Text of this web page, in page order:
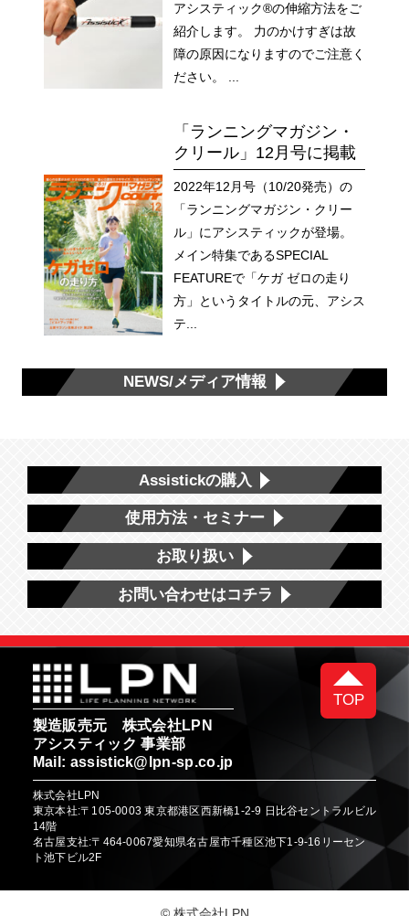
アシスティック®の伸縮方法をご
紹介します。 力のかけすぎは故
障の原因になりますのでご注意く
ださい。 ...
「ランニングマガジン・
クリール」12月号に掲載
2022年12月号（10/20発売）の
「ランニングマガジン・クリー
ル」にアシスティックが登場。
メイン特集であるSPECIAL
FEATUREで「ケガ ゼロの走り
方」というタイトルの元、アシス
テ...
NEWS/メディア情報
Assistickの購入
使用方法・セミナー
お取り扱い
お問い合わせはコチラ
TOP
製造販売元 株式会社LPN
アシスティック 事業部
Mail: assistick@lpn-sp.co.jp
株式会社LPN
東京本社:〒105-0003 東京都港区西新橋1-2-9 日比谷セントラルビル
14階
名古屋支社:〒464-0067愛知県名古屋市千種区池下1-9-16リーセン
ト池下ビル2F